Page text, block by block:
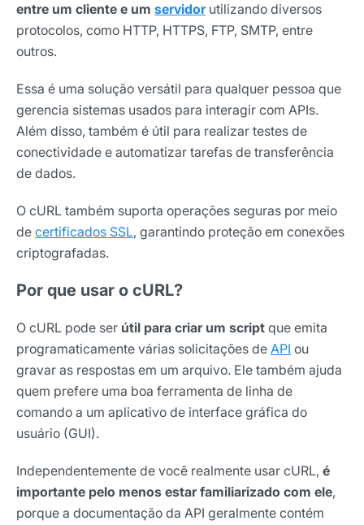
entre um cliente e um servidor utilizando diversos
protocolos, como HTTP, HTTPS, FTP, SMTP, entre
outros.
Essa é uma solução versátil para qualquer pessoa que
gerencia sistemas usados para interagir com APIs.
Além disso, também é útil para realizar testes de
conectividade e automatizar tarefas de transferência
de dados.
O cURL também suporta operações seguras por meio
de certificados SSL, garantindo proteção em conexões
criptografadas.
Por que usar o cURL?
O cURL pode ser útil para criar um script que emita
programaticamente várias solicitações de API ou
gravar as respostas em um arquivo. Ele também ajuda
quem prefere uma boa ferramenta de linha de
comando a um aplicativo de interface gráfica do
usuário (GUI).
Independentemente de você realmente usar cURL, é
importante pelo menos estar familiarizado com ele,
porque a documentação da API geralmente contém